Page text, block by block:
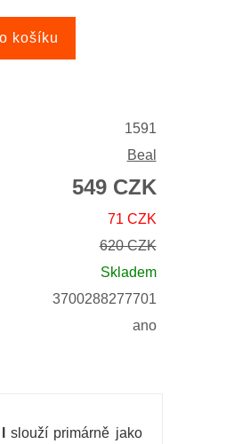
1591
Beal
549 CZK
71 CZK
620 CZK
Skladem
3700288277701
ano
slouží primárně jako